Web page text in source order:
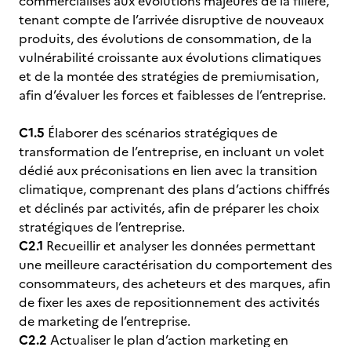
tenant compte de l’arrivée disruptive de nouveaux
produits, des évolutions de consommation, de la
vulnérabilité croissante aux évolutions climatiques
et de la montée des stratégies de premiumisation,
afin d’évaluer les forces et faiblesses de l’entreprise.
C1.5 Élaborer des scénarios stratégiques de
transformation de l’entreprise, en incluant un volet
dédié aux préconisations en lien avec la transition
climatique, comprenant des plans d’actions chiffrés
et déclinés par activités, afin de préparer les choix
stratégiques de l’entreprise.
C2.1 Recueillir et analyser les données permettant
une meilleure caractérisation du comportement des
consommateurs, des acheteurs et des marques, afin
de fixer les axes de repositionnement des activités
de marketing de l’entreprise.
C2.2 Actualiser le plan d’action marketing en